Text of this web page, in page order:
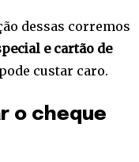
dessas corremos
e cartão de
custar caro.
o cheque